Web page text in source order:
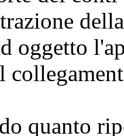
oggetto